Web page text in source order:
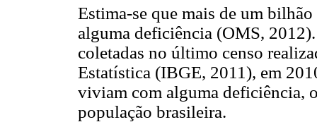
Estima-se que mais de um
alguma deficiência (OMS,
coletadas no último censo
Estatística (IBGE, 2011), em
viviam com alguma deficiência,
população brasileira.